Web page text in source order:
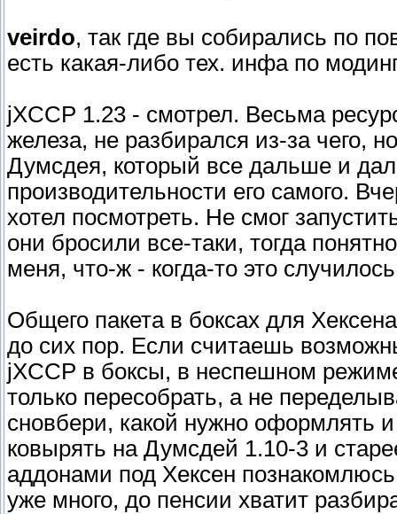
veirdo, так где вы собирались по
есть какая-либо тех. инфа по
jXCCP 1.23 - смотрел. Весьма
железа, не разбирался из-за чего,
Думсдея, который все дальше и
производительности его самого.
хотел посмотреть. Не смог
они бросили все-таки, тогда
меня, что-ж - когда-то это
Общего пакета в боксах для
до сих пор. Если считаешь
jXCCP в боксы, в неспешном
только пересобрать, а не
сновбери, какой нужно оформлять
ковырять на Думсдей 1.10-3 и
аддонами под Хексен
уже много, до пенсии хватит